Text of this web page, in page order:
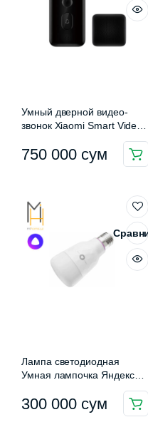
Умный дверной видео-
звонок Xiaomi Smart Video
750 000 сум
Лампа светодиодная
Умная лампочка Яндекс
300 000 сум